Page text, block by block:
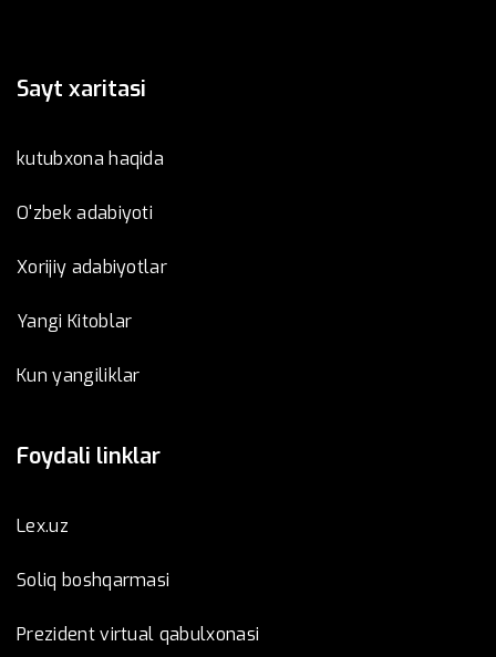
Sayt xaritasi
kutubxona haqida
O'zbek adabiyoti
Xorijiy adabiyotlar
Yangi Kitoblar
Kun yangiliklar
Foydali linklar
Lex.uz
Soliq boshqarmasi
Prezident virtual qabulxonasi